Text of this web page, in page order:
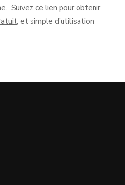
Suivez ce lien pour obtenir
, et simple d’utilisation